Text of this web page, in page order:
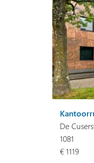
De
1081
€ 1119